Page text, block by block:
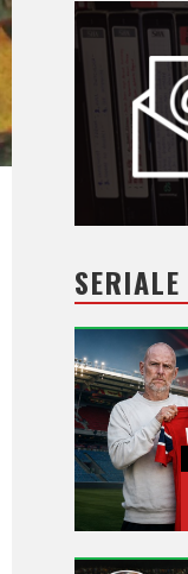
SERIALE